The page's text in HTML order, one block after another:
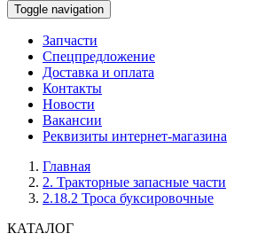
Toggle navigation
Запчасти
Спецпредложение
Доставка и оплата
Контакты
Новости
Вакансии
Реквизиты интернет-магазина
Главная
2. Тракторные запасные части
2.18.2 Троса буксировочные
КАТАЛОГ